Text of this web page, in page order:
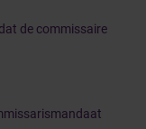
de commissaire